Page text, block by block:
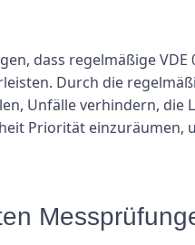
dass regelmäßige
Durch die
Unfälle verhindern, die
Priorität einzuräumen,